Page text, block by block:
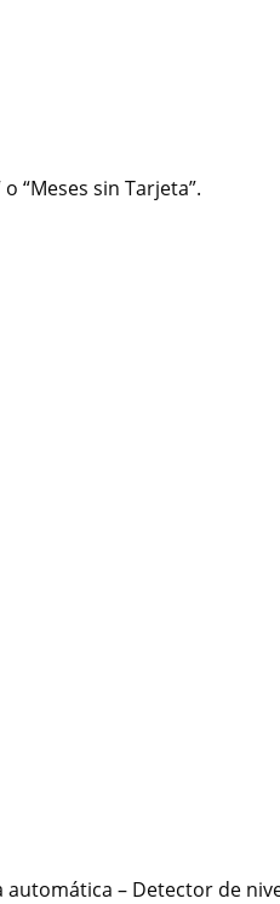
“Meses sin Tarjeta”.
automática – Detector de